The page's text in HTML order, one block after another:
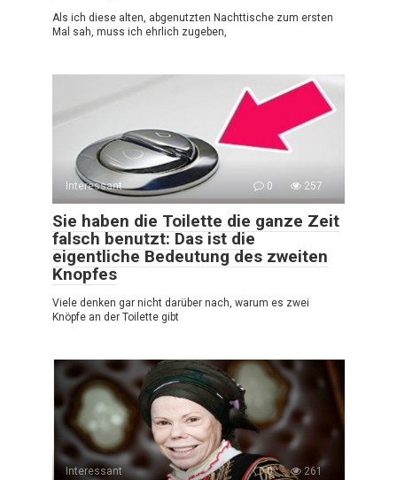
Als ich diese alten, abgenutzten Nachttische zum ersten
Mal sah, muss ich ehrlich zugeben,
Interessant 0 257
Sie haben die Toilette die ganze Zeit
falsch benutzt: Das ist die
eigentliche Bedeutung des zweiten
Knopfes
Viele denken gar nicht darüber nach, warum es zwei
Knöpfe an der Toilette gibt
Interessant 0 261